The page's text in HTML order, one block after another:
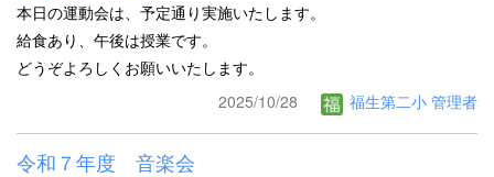
本日の運動会は、予定通り実施いたします。
給食あり、午後は授業です。
どうぞよろしくお願いいたします。
2025/10/28
福生第二小 管理者
令和７年度 音楽会